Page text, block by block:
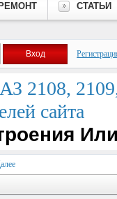
РЕМОНТ СТАТЬИ
2108,
сайта